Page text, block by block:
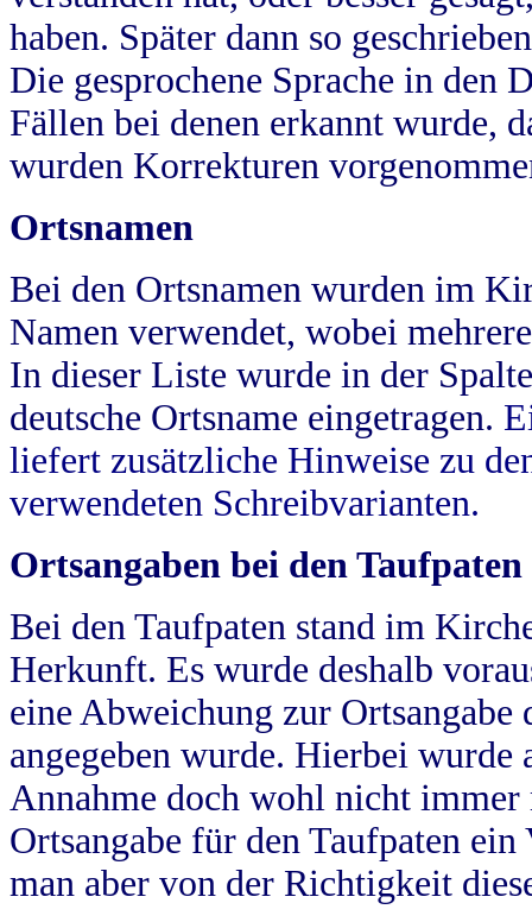
haben. Später dann so
Die gesprochene Sprache in
Fällen bei denen erkannt wurde,
wurden Korrekturen
Ortsnamen
Bei den Ortsnamen wurden im
Namen verwendet, wobei
In dieser Liste wurde in der
deutsche Ortsname eingetragen.
liefert zusätzliche Hinweise zu
verwendeten Schreibvarianten.
Ortsangaben bei den Taufpaten
Bei den Taufpaten stand im
Herkunft. Es wurde deshalb
eine Abweichung zur
angegeben wurde. Hierbei wurde
Annahme doch wohl nicht
Ortsangabe für den Taufpaten
man aber von der Richtigkeit